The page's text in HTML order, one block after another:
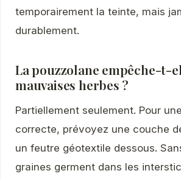
temporairement la teinte, mais
durablement.
La pouzzolane empêche-t-
mauvaises herbes ?
Partiellement seulement. Pour
correcte, prévoyez une couche
un feutre géotextile dessous.
graines germent dans les